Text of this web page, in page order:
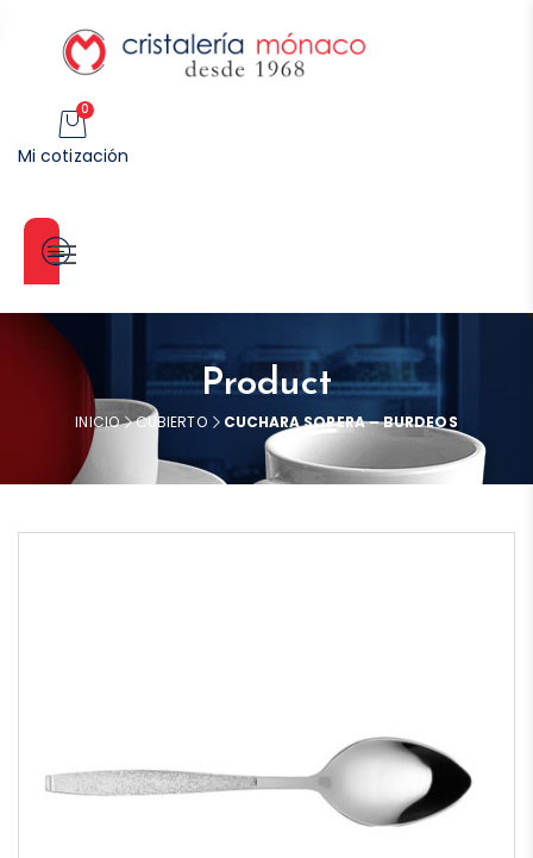
0
Mi cotización
Categorías
Product
INICIO CUBIERTO CUCHARA SOPERA – BURDEOS